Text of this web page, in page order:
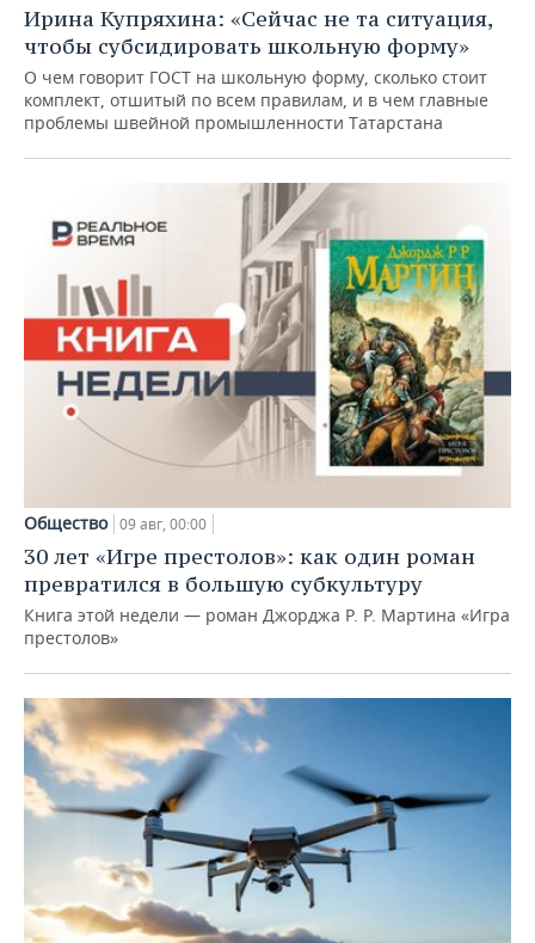
Ирина Купряхина: «Сейчас не та ситуация,
чтобы субсидировать школьную форму»
О чем говорит ГОСТ на школьную форму, сколько стоит
комплект, отшитый по всем правилам, и в чем главные
проблемы швейной промышленности Татарстана
Общество 09 авг, 00:00
30 лет «Игре престолов»: как один роман
превратился в большую субкультуру
Книга этой недели — роман Джорджа Р. Р. Мартина «Игра
престолов»